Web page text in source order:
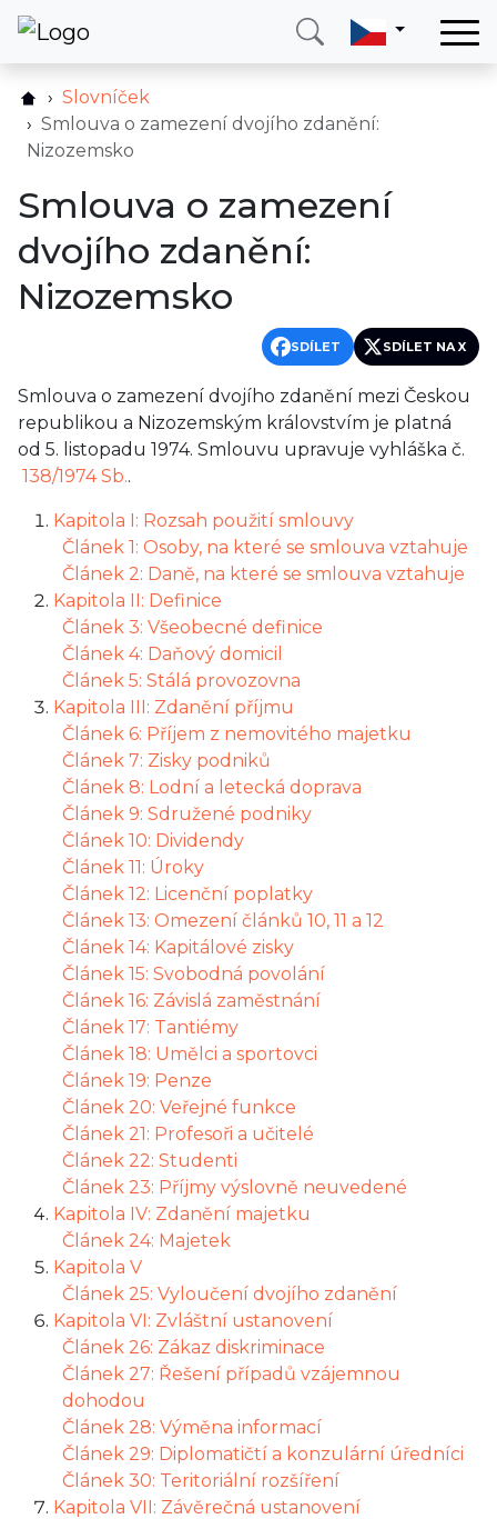
Služby
Země
O nás
Blog
Kontakt
Zavolejte mi Přihlásit se
Slovníček
Smlouva o zamezení dvojího zdanění:
Nizozemsko
Smlouva o zamezení
dvojího zdanění:
Nizozemsko
SDÍLET SDÍLET NA X
Smlouva o zamezení dvojího zdanění mezi Českou
republikou a Nizozemským královstvím je platná
od 5. listopadu 1974. Smlouvu upravuje vyhláška č.
138/1974 Sb..
Kapitola I: Rozsah použití smlouvy
Článek 1: Osoby, na které se smlouva vztahuje
Článek 2: Daně, na které se smlouva vztahuje
Kapitola II: Definice
Článek 3: Všeobecné definice
Článek 4: Daňový domicil
Článek 5: Stálá provozovna
Kapitola III: Zdanění příjmu
Článek 6: Příjem z nemovitého majetku
Článek 7: Zisky podniků
Článek 8: Lodní a letecká doprava
Článek 9: Sdružené podniky
Článek 10: Dividendy
Článek 11: Úroky
Článek 12: Licenční poplatky
Článek 13: Omezení článků 10, 11 a 12
Článek 14: Kapitálové zisky
Článek 15: Svobodná povolání
Článek 16: Závislá zaměstnání
Článek 17: Tantiémy
Článek 18: Umělci a sportovci
Článek 19: Penze
Článek 20: Veřejné funkce
Článek 21: Profesoři a učitelé
Článek 22: Studenti
Článek 23: Příjmy výslovně neuvedené
Kapitola IV: Zdanění majetku
Článek 24: Majetek
Kapitola V
Článek 25: Vyloučení dvojího zdanění
Kapitola VI: Zvláštní ustanovení
Článek 26: Zákaz diskriminace
Článek 27: Řešení případů vzájemnou
dohodou
Článek 28: Výměna informací
Článek 29: Diplomatičtí a konzulární úředníci
Článek 30: Teritoriální rozšíření
Kapitola VII: Závěrečná ustanovení